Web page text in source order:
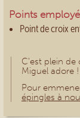
Points
Point de croix
C'est plein de
Miguel adore !
Pour
épingles à